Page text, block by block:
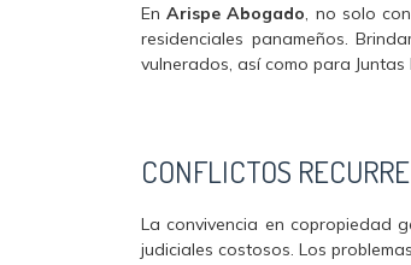
EnArispe Abogado, no solo
residenciales panameños.
vulnerados, así como para
CONFLICTOS
La convivencia en copropiedad
judiciales costosos. Los